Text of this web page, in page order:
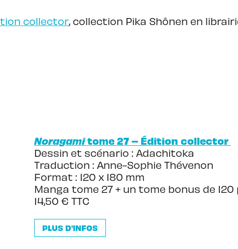
collector, collection Pika Shônen en
Noragamitome 27 – Édition collector
Dessin et scénario : Adachitoka
Traduction : Anne-Sophie Thévenon
Format : 120 x 180 mm
Manga tome 27 + un tome bonus de 120
14,50 € TTC
PLUS D'INFOS